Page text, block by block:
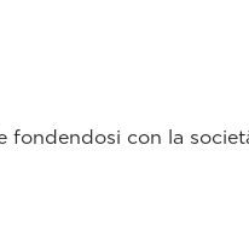
fondendosi con la